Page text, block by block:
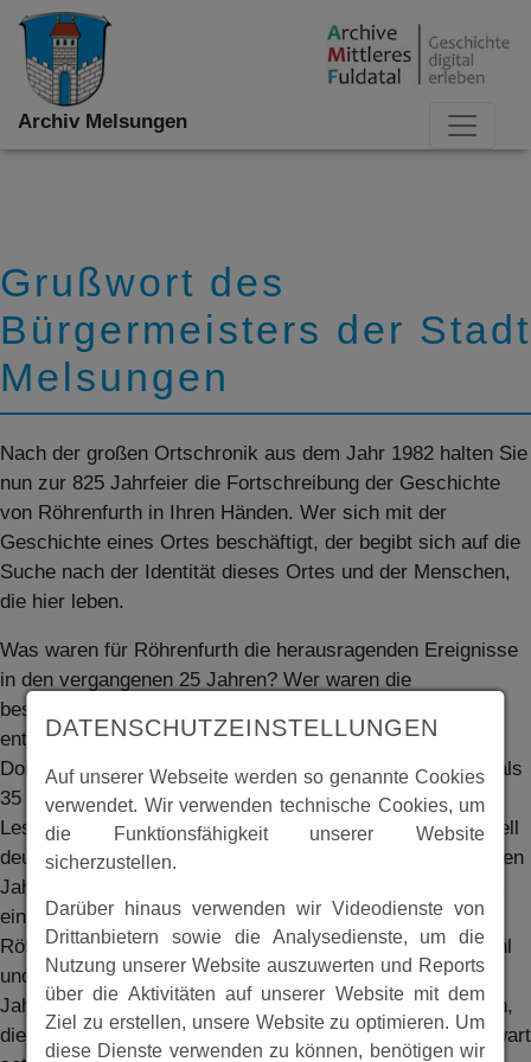
Archiv Melsungen
Grußwort des
Bürgermeisters der Stadt
Melsungen
Nach der großen Ortschronik aus dem Jahr 1982 halten Sie
nun zur 825 Jahrfeier die Fortschreibung der Geschichte
von Röhrenfurth in Ihren Händen. Wer sich mit der
Geschichte eines Ortes beschäftigt, der begibt sich auf die
Suche nach der Identität dieses Ortes und der Menschen,
die hier leben.
Was waren für Röhrenfurth die herausragenden Ereignisse
in den vergangenen 25 Jahren? Wer waren die
bestimmenden Persönlichkeiten und was die
entscheidenden Entwicklungen, die das Gesicht dieses
Dorfes verändert haben? Obwohl Röhrenfurth seit mehr als
35 Jahren ein Stadtteil von Melsungen ist, wird den
Leserinnen und Lesern dieser jüngeren Geschichte schnell
deutlich, wie sehr sich Röhrenfurth seine Identität in all den
Jahren bewahrt hat. Der eigene Kindergarten, die Schule,
ein vielfältiges Vereinsleben, all das sind Dinge, die
Röhrenfurth prägen und das Zusammengehörigkeitsgefühl
und eine lebendige Dorfgemeinschaft stärken. In den 825
Jahren Röhrenfurther Geschichte gab es stets Menschen,
die sich für ihr Dorf engagiert haben. Auch in der Gegenwart
DATENSCHUTZEINSTELLUNGEN
Auf unserer Webseite werden so genannte Cookies
verwendet. Wir verwenden technische Cookies, um
die Funktionsfähigkeit unserer Website
sicherzustellen.
Darüber hinaus verwenden wir Videodienste von
Drittanbietern sowie die Analysedienste, um die
Nutzung unserer Website auszuwerten und Reports
über die Aktivitäten auf unserer Website mit dem
Ziel zu erstellen, unsere Website zu optimieren. Um
diese Dienste verwenden zu können, benötigen wir